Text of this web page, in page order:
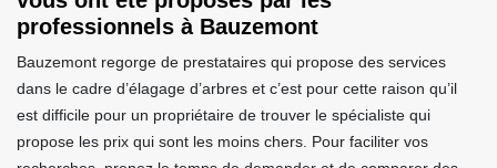
professionnels à Bauzemont
Bauzemont regorge de prestataires qui propose des services
dans le cadre d’élagage d’arbres et c’est pour cette raison qu’il
est difficile pour un propriétaire de trouver le spécialiste qui
propose les prix qui sont les moins chers. Pour faciliter vos